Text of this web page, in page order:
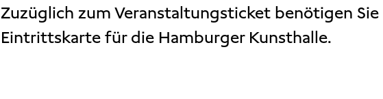
Zuzüglich zum Veranstaltungsticket benötigen
Eintrittskarte für die Hamburger Kunsthalle.